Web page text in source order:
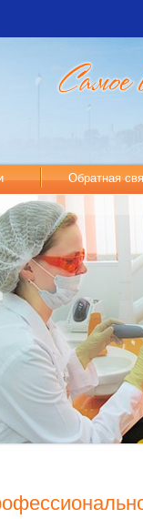
Обратная